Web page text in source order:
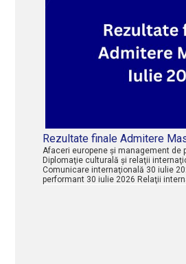
Rezultate finale Admitere
Afaceri europene şi management de
Diplomaţie culturală şi relaţii
Comunicare internaţională 30 iulie
performant 30 iulie 2026 Relaţii